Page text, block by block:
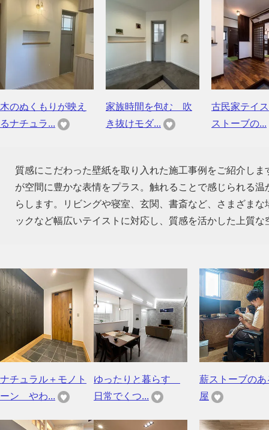
木のぬくもりが映え
るナチュラ...
家族時間を包む 吹
き抜けモダ...
古民家テイ
ストーブの...
質感にこだわった壁紙を取り入れた施工事例をご紹介し
が空間に豊かな表情をプラス。触れることで感じられる
らします。リビングや寝室、玄関、書斎など、さまざま
ックなど幅広いテイストに対応し、質感を活かした上質
ナチュラル＋モノト
ーン やわ...
ゆったりと暮らす
日常でくつ...
薪ストーブのあ
屋